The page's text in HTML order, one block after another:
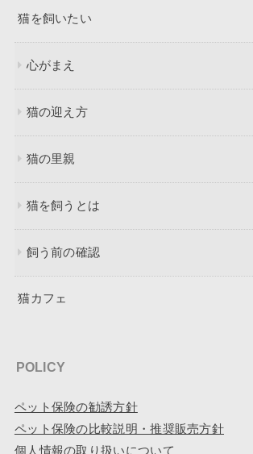
猫を飼いたい
心がまえ
猫の迎え方
猫の里親
猫を飼うとは
飼う前の確認
猫カフェ
POLICY
ペット保険の勧誘方針
ペット保険の比較説明・推奨販売方針
個人情報の取り扱いについて